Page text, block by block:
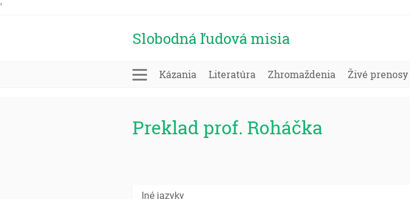
'
Slobodná ľudová misia
Kázania Literatúra Zhromaždenia Živé prenosy
Preklad prof. Roháčka
Iné jazyky